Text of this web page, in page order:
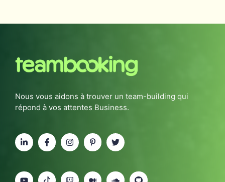
Nous vous aidons à trouver un team-building qui
répond à vos attentes Business.